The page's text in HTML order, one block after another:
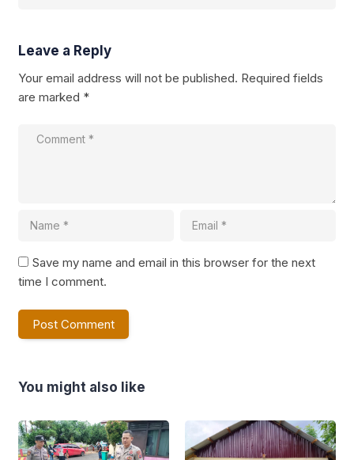
Leave a Reply
Your email address will not be published. Required fields
are marked *
Save my name and email in this browser for the next
time I comment.
You might also like